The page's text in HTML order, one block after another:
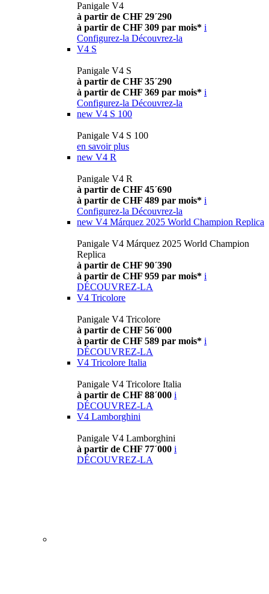
Panigale V4
à partir de CHF 29´290
à partir de CHF 309 par mois* i
Configurez-la Découvrez-la
V4 S
Panigale V4 S
à partir de CHF 35´290
à partir de CHF 369 par mois* i
Configurez-la Découvrez-la
new V4 S 100
Panigale V4 S 100
en savoir plus
new V4 R
Panigale V4 R
à partir de CHF 45´690
à partir de CHF 489 par mois* i
Configurez-la Découvrez-la
new V4 Márquez 2025 World Champion Replica
Panigale V4 Márquez 2025 World Champion
Replica
à partir de CHF 90´390
à partir de CHF 959 par mois* i
DÉCOUVREZ-LA
V4 Tricolore
Panigale V4 Tricolore
à partir de CHF 56´000
à partir de CHF 589 par mois* i
DÉCOUVREZ-LA
V4 Tricolore Italia
Panigale V4 Tricolore Italia
à partir de CHF 88´000 i
DÉCOUVREZ-LA
V4 Lamborghini
Panigale V4 Lamborghini
à partir de CHF 77´000 i
DÉCOUVREZ-LA